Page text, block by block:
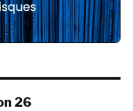
26